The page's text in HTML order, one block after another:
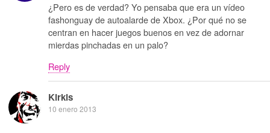
¿Pero es de verdad? Yo pensaba que era un vídeo
fashonguay de autoalarde de Xbox. ¿Por qué no se
centran en hacer juegos buenos en vez de adornar
mierdas pinchadas en un palo?
Reply
Kirkis
10 enero 2013